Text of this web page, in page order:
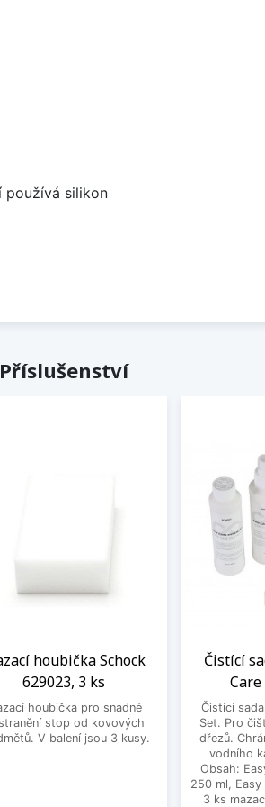
používá silikon
Příslušenství
houbička Schock
629023, 3 ks
houbička pro snadné
stop od kovových
V balení jsou 3 kusy.
Čistící
Care
Čistící
Set. Pro
dřezů.
vodního
Obsah:
250 ml,
3 ks